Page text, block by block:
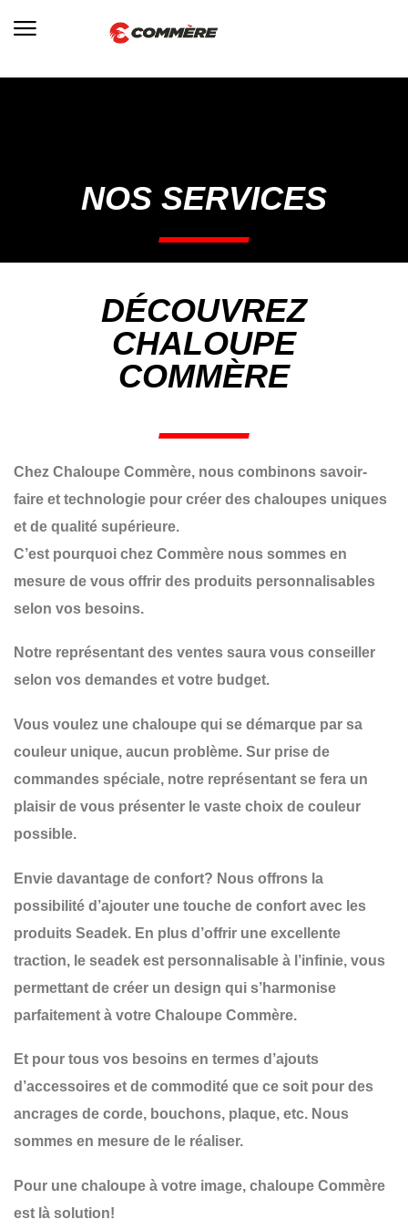
NOS SERVICES
DÉCOUVREZ
CHALOUPE
COMMÈRE
Chez Chaloupe Commère, nous combinons savoir-
faire et technologie pour créer des chaloupes uniques
et de qualité supérieure.
C’est pourquoi chez Commère nous sommes en
mesure de vous offrir des produits personnalisables
selon vos besoins.
Notre représentant des ventes saura vous conseiller
selon vos demandes et votre budget.
Vous voulez une chaloupe qui se démarque par sa
couleur unique, aucun problème. Sur prise de
commandes spéciale, notre représentant se fera un
plaisir de vous présenter le vaste choix de couleur
possible.
Envie davantage de confort? Nous offrons la
possibilité d’ajouter une touche de confort avec les
produits Seadek. En plus d’offrir une excellente
traction, le seadek est personnalisable à l’infinie, vous
permettant de créer un design qui s’harmonise
parfaitement à votre Chaloupe Commère.
Et pour tous vos besoins en termes d’ajouts
d’accessoires et de commodité que ce soit pour des
ancrages de corde, bouchons, plaque, etc. Nous
sommes en mesure de le réaliser.
Pour une chaloupe à votre image, chaloupe Commère
est là solution!